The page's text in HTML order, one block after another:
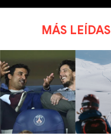
MÁS LEÍDAS